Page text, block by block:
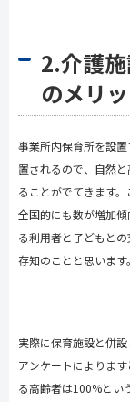
2.介護
のメリ
事業所内保育所を設
置されるので、自然
ることがでてきます
全国的にも数が増加
る利用者と子どもと
存知のことと思います。
実際に保育施設と併
アンケートによりま
る高齢者は100%とい